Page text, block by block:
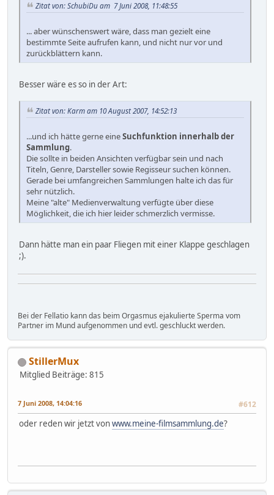
Zitat von: SchubiDu am 7 Juni 2008, 11:48:55
... aber wünschenswert wäre, dass man gezielt eine
bestimmte Seite aufrufen kann, und nicht nur vor und
zurückblättern kann.
Besser wäre es so in der Art:
Zitat von: Karm am 10 August 2007, 14:52:13
...und ich hätte gerne eineSuchfunktion innerhalb der
Sammlung.
Die sollte in beiden Ansichten verfügbar sein und nach
Titeln, Genre, Darsteller sowie Regisseur suchen können.
Gerade bei umfangreichen Sammlungen halte ich das für
sehr nützlich.
Meine "alte" Medienverwaltung verfügte über diese
Möglichkeit, die ich hier leider schmerzlich vermisse.
Dann hätte man ein paar Fliegen mit einer Klappe geschlagen
;).
Bei der Fellatio kann das beim Orgasmus ejakulierte Sperma vom
Partner im Mund aufgenommen und evtl. geschluckt werden.
StillerMux
Mitglied Beiträge: 815
7 Juni 2008, 14:04:16 #612
oder reden wir jetzt vonwww.meine-filmsammlung.de?